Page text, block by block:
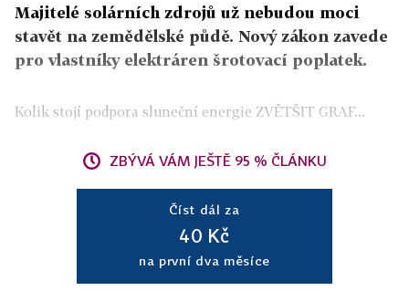
Majitelé solárních zdrojů už nebudou moci
stavět na zemědělské půdě. Nový zákon zavede
pro vlastníky elektráren šrotovací poplatek.
Kolik stojí podpora sluneční energie ZVĚTŠIT GRAF...
ZBÝVÁ VÁM JEŠTĚ 95 % ČLÁNKU
Číst dál za
40 Kč
na první dva měsíce